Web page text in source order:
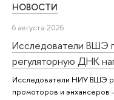
НОВОСТИ
6 августа 2026
Исследователи ВШЭ
регуляторную ДНК
Исследователи НИУ ВШЭ
промоторов и энхансеров